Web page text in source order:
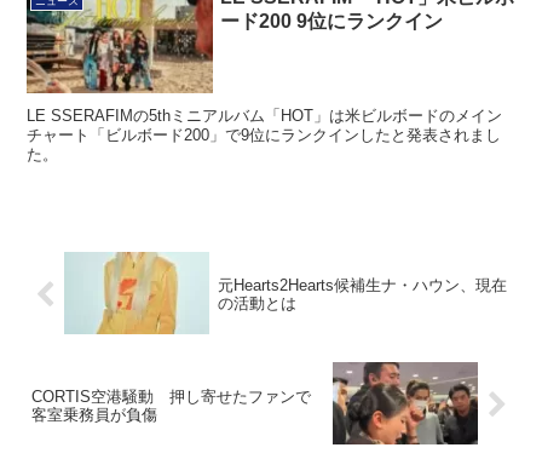
ード200 9位にランクイン
LE SSERAFIMの5thミニアルバム「HOT」は米ビルボードのメイン
チャート「ビルボード200」で9位にランクインしたと発表されまし
た。
元Hearts2Hearts候補生ナ・ハウン、現在
の活動とは
CORTIS空港騒動 押し寄せたファンで
客室乗務員が負傷